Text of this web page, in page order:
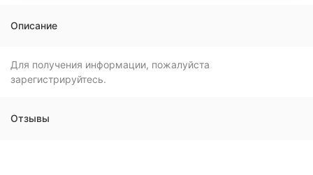
Описание
Для получения информации, пожалуйста
зарегистрируйтесь.
Отзывы